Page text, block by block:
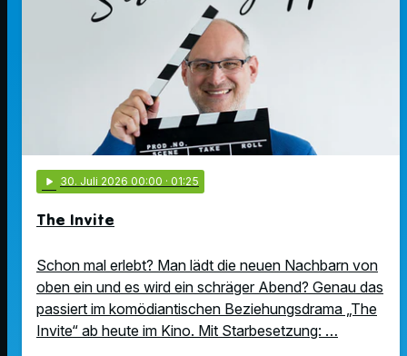
play_arrow 30. Juli 2026 00:00 · 01:25
The Invite
Schon mal erlebt? Man lädt die neuen Nachbarn von
oben ein und es wird ein schräger Abend? Genau das
passiert im komödiantischen Beziehungsdrama „The
Invite“ ab heute im Kino. Mit Starbesetzung: …